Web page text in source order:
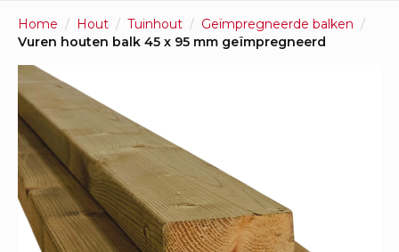
Home Hout Tuinhout
Geïmpregneerde balken
Vuren houten balk 45 x 95 mm geïmpregneerd